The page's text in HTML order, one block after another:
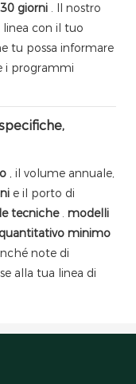
giorni . Il nostro
linea con il tuo
tu possa informare
i programmi
, il volume annuale,
e il porto di
tecniche. modelli
minimo
note di
alla tua linea di